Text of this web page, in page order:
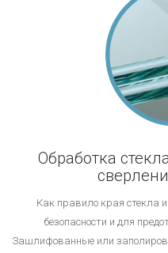
Обработка
Как правило края стекла
безопасности и для
Зашлифованные или